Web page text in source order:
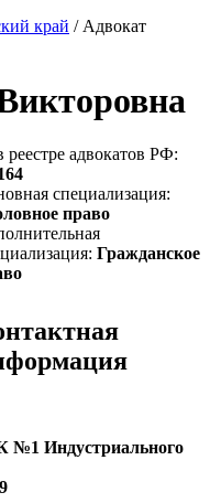
край / Адвокат
адвокатов РФ:
специализация:
право
Гражданское
№1 Индустриального